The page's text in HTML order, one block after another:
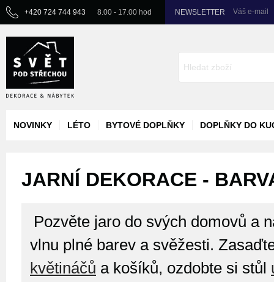
+420 724 744 943 8.00 - 17.00 hod NEWSLETTER Váš e-mail
NOVINKY LÉTO BYTOVÉ DOPLŇKY DOPLŇKY DO
JARNÍ DEKORACE -
Pozvěte jaro do svých domovů a
vlnu plné barev a svěžesti.
květináčů a košíků, ozdobte si stůl